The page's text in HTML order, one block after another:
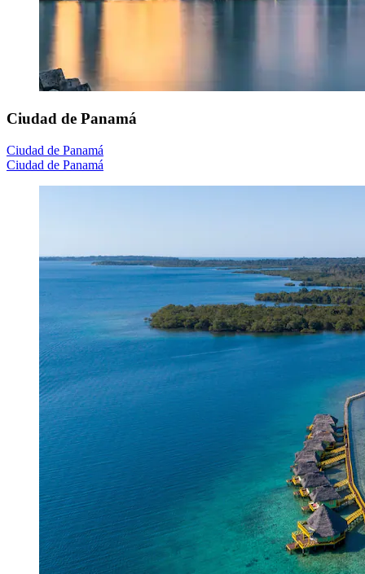
Ciudad de Panamá
Ciudad de Panamá
Ciudad de Panamá